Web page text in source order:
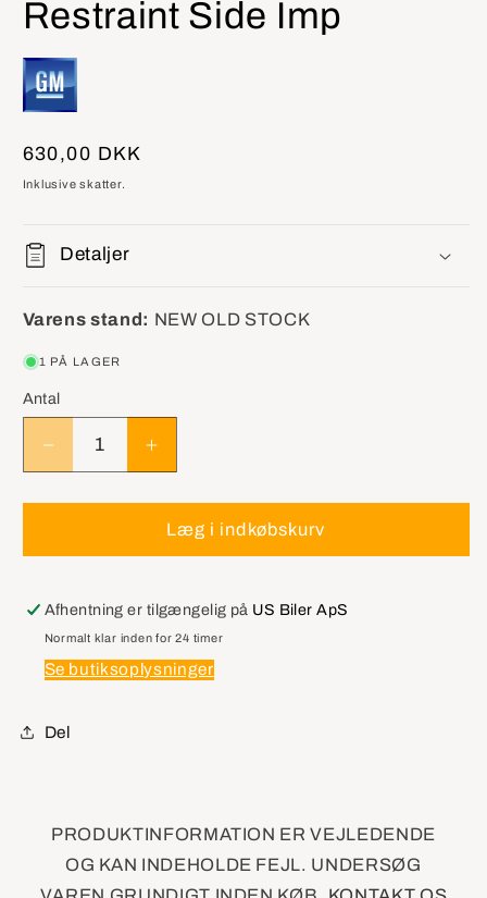
Restraint Side Imp
Normalpris
630,00 DKK
Inklusive skatter.
Detaljer
Varens stand: NEW OLD STOCK
1 PÅ LAGER
Antal
Reducer
antallet
for
15278533
Assembly,
Inflator
Restraint
Side
Øg
antallet
for
GM
15278533
Assembly,
Inflator
Restraint
Side
Læg i indkøbskurv
Afhentning er tilgængelig på US Biler ApS
Normalt klar inden for 24 timer
Se butiksoplysninger
Del
PRODUKTINFORMATION ER VEJLEDENDE
OG KAN INDEHOLDE FEJL. UNDERSØG